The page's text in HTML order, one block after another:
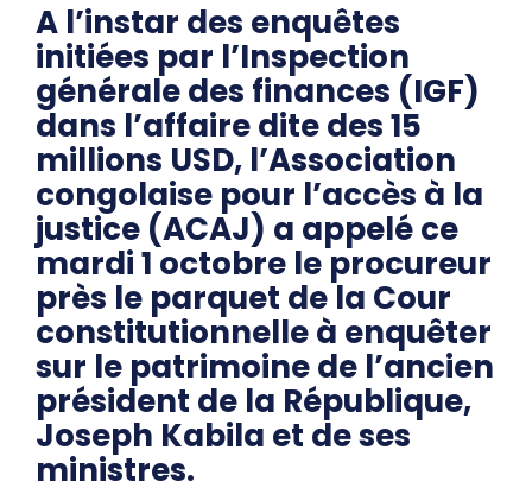
A l’instar des enquêtes
initiées par l’Inspection
générale des finances (IGF)
dans l’affaire dite des 15
millions USD, l’Association
congolaise pour l’accès à la
justice (ACAJ) a appelé ce
mardi 1 octobre le procureur
près le parquet de la Cour
constitutionnelle à enquêter
sur le patrimoine de l’ancien
président de la République,
Joseph Kabila et de ses
ministres.